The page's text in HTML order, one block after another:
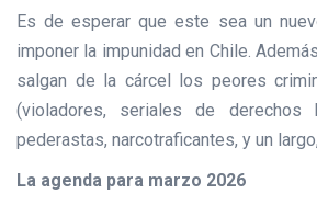
Es de esperar que este sea un
imponer la impunidad en Chile.
salgan de la cárcel los peores
(violadores, seriales de derechos
pederastas, narcotraficantes, y un
La agenda para marzo 2026